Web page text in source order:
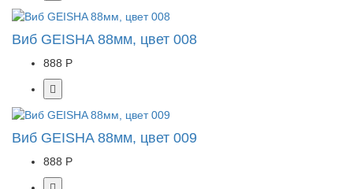
Виб GEISHA 88мм, цвет 008
888 Р
Виб GEISHA 88мм, цвет 009
888 Р